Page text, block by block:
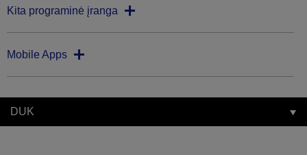
Kita programinė įranga
Mobile Apps
DUK